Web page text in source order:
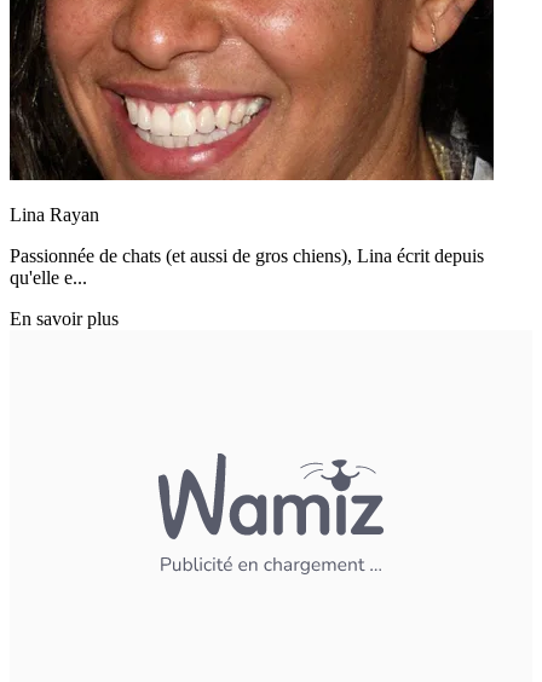
Lina Rayan
Passionnée de chats (et aussi de gros chiens), Lina écrit depuis
qu'elle e...
En savoir plus